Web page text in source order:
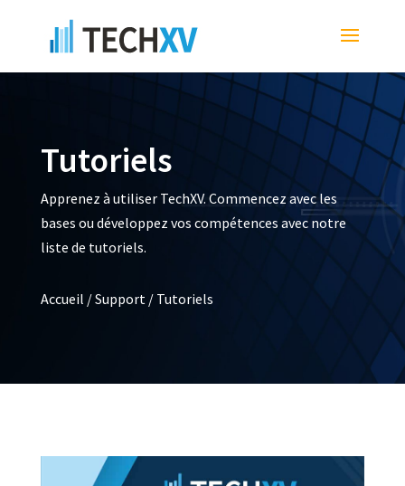
Tutoriels
Apprenez à utiliser TechXV. Commencez avec les
bases ou développez vos compétences avec notre
liste de tutoriels.
Accueil /Support/ Tutoriels